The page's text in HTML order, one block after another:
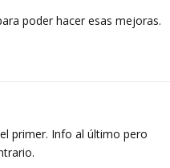
poder hacer esas mejoras.
primer. Info al último pero